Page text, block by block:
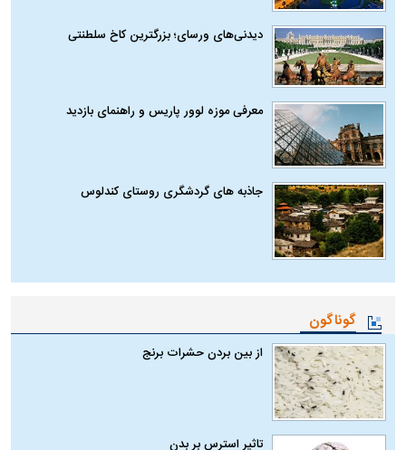
دیدنی‌های ورسای؛ بزرگترین کاخ سلطنتی
معرفی موزه لوور پاریس و راهنمای بازدید
جاذبه های گردشگری روستای کندلوس
گوناگون
از بین بردن حشرات برنج
تاثیر استرس بر بدن